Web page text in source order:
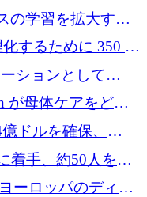
を調達
の学習を拡大する
調達を完了
するために 350 万
ションとして
が母体ケアをどの
ドルを確保、
申請、英国首相が
発表
着手、約50人を解
ーロッパのディー